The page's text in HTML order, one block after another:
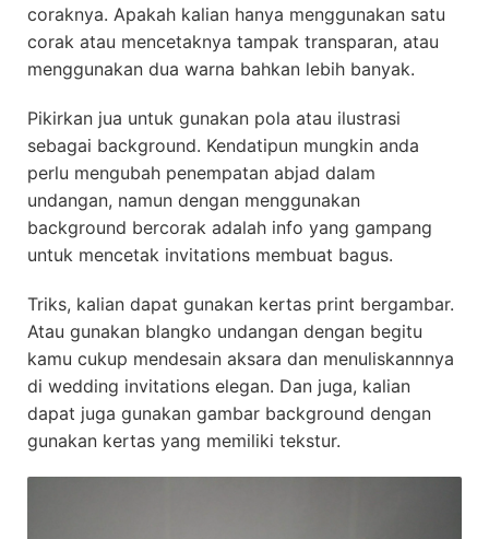
coraknya. Apakah kalian hanya menggunakan satu
corak atau mencetaknya tampak transparan, atau
menggunakan dua warna bahkan lebih banyak.
Pikirkan jua untuk gunakan pola atau ilustrasi
sebagai background. Kendatipun mungkin anda
perlu mengubah penempatan abjad dalam
undangan, namun dengan menggunakan
background bercorak adalah info yang gampang
untuk mencetak invitations membuat bagus.
Triks, kalian dapat gunakan kertas print bergambar.
Atau gunakan blangko undangan dengan begitu
kamu cukup mendesain aksara dan menuliskannnya
di wedding invitations elegan. Dan juga, kalian
dapat juga gunakan gambar background dengan
gunakan kertas yang memiliki tekstur.